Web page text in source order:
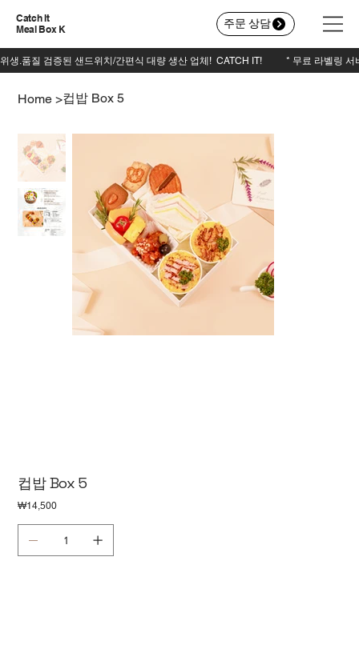
Catch It
Meal Box K
주문 상담
Home >컵밥 Box 5
컵밥 Box 5
가
₩14,500